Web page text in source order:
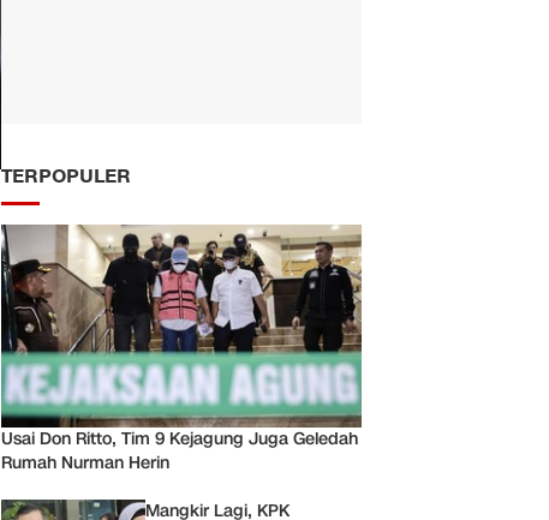
TERPOPULER
Usai Don Ritto, Tim 9 Kejagung Juga Geledah
Rumah Nurman Herin
Mangkir Lagi, KPK